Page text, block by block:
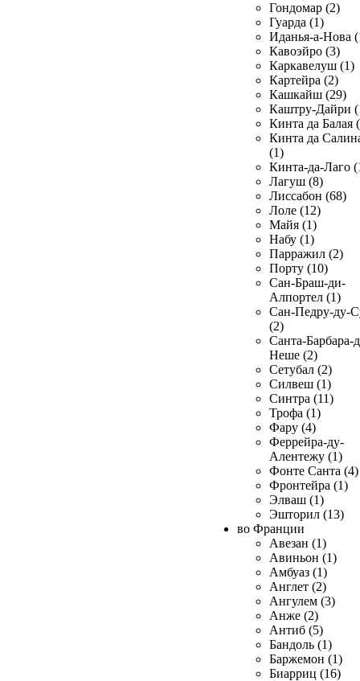
Гондомар (2)
Гуарда (1)
Иданья-а-Нова
Кавоэйро (3)
Каркавелуш (1)
Картейра (2)
Кашкайш (29)
Каштру-Дайри
Кинта да Балая
Кинта да
(1)
Кинта-да-Лаго
Лагуш (8)
Лиссабон (68)
Лоле (12)
Майя (1)
Набу (1)
Парражил (2)
Порту (10)
Сан-Браш-ди-
Алпортел (1)
Сан-Педру-ду-
(2)
Санта-Барбара-
Неше (2)
Сетубал (2)
Силвеш (1)
Синтра (11)
Трофа (1)
Фару (4)
Феррейра-ду-
Алентежу (1)
Фонте Санта (4)
Фронтейра (1)
Элваш (1)
Эшторил (13)
во Франции
Авезан (1)
Авиньон (1)
Амбуаз (1)
Англет (2)
Ангулем (3)
Анже (2)
Антиб (5)
Бандоль (1)
Баржемон (1)
Биарриц (16)